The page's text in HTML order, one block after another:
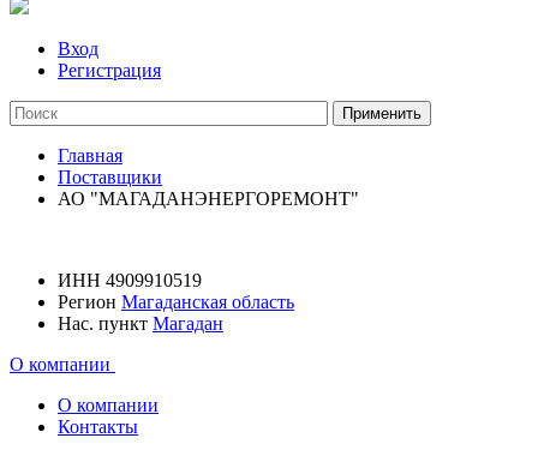
Вход
Регистрация
Главная
Поставщики
АО "МАГАДАНЭНЕРГОРЕМОНТ"
ИНН 4909910519
Регион Магаданская область
Нас. пункт Магадан
О компании
О компании
Контакты